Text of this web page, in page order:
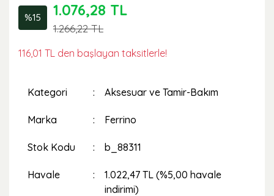
%15 1.076,28 TL
1.266,22 TL
116,01 TL den başlayan taksitlerle!
Kategori Aksesuar ve Tamir-Bakım
Marka Ferrino
Stok Kodu b_88311
Havale
1.022,47 TL (%5,00 havale
indirimi)